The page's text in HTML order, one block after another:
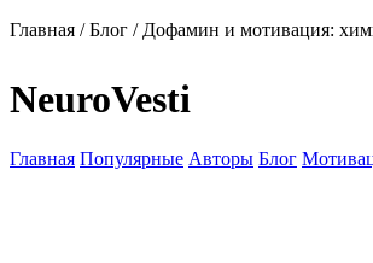
Главная / Блог / Дофамин и мотивация:
NeuroVesti
Главная Популярные Авторы Блог